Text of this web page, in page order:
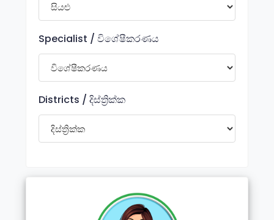
Specialist / විශේෂීකරණය
Districts / දිස්ත්‍රික්ක